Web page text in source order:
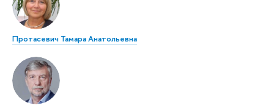
Протасевич Тамара Анатольевна